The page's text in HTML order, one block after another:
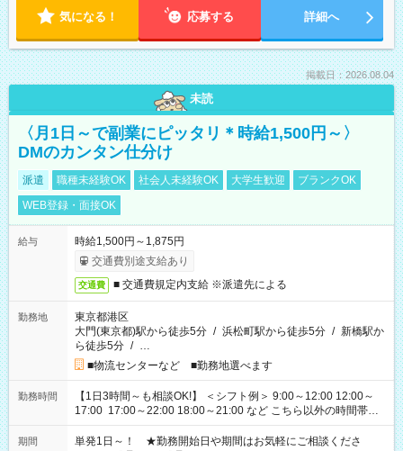
気になる！ 応募する 詳細へ
掲載日：2026.08.04
未読
〈月1日～で副業にピッタリ＊時給1,500円～〉
DMのカンタン仕分け
派遣 職種未経験OK 社会人未経験OK 大学生歓迎
ブランクOK
WEB登録・面接OK
給与
時給1,500円～1,875円
交通費別途支給あり
交通費 ■ 交通費規定内支給 ※派遣先による
勤務地
東京都港区
大門(東京都)駅から徒歩5分 / 浜松町駅から徒歩5分 / 新橋駅か
ら徒歩5分 / …
■物流センターなど ■勤務地選べます
勤務時間
【1日3時間～も相談OK!】 ＜シフト例＞ 9:00～12:00 12:00～
17:00 17:00～22:00 18:00～21:00 など こちら以外の時間帯も
お気軽にご相談ください！
期間
単発1日～！ ★勤務開始日や期間はお気軽にご相談くださ